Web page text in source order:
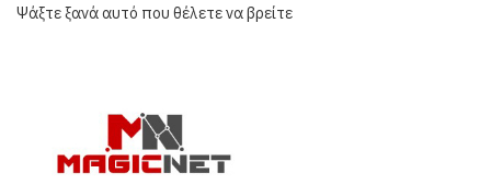
Ψάξτε ξανά αυτό που θέλετε να βρείτε